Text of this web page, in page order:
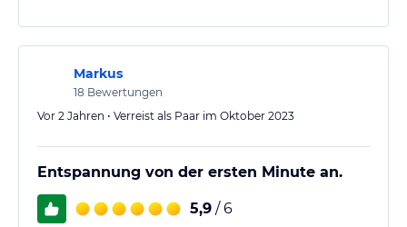
Störend empfanden wir, dass recht viele Gäste
sowohl im Hotel- und Appartementbereich als auch
im Strandbereich mit Hunden unterwegs waren. Das
haben wir in einer derartigen Vielfalt…
Markus
18 Bewertungen
Vor 2 Jahren • Verreist als Paar im Oktober 2023
Entspannung von der ersten Minute an.
5,9 / 6